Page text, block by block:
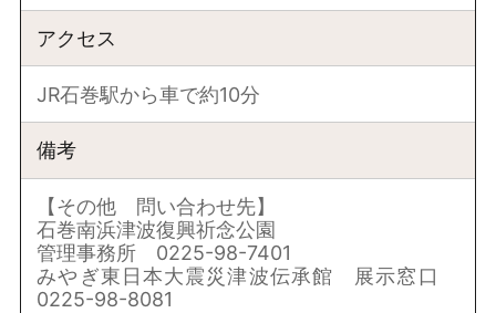
アクセス
JR石巻駅から車で約10分
備考
【その他 問い合わせ先】
石巻南浜津波復興祈念公園
管理事務所 0225-98-7401
みやぎ東日本大震災津波伝承館 展示窓口
0225-98-8081